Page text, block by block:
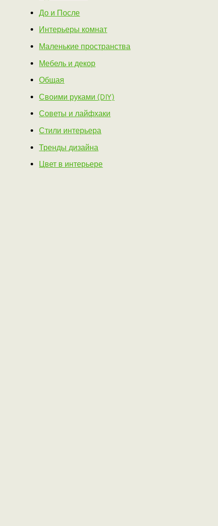
До и После
Интерьеры комнат
Маленькие пространства
Мебель и декор
Общая
Своими руками (DIY)
Советы и лайфхаки
Стили интерьера
Тренды дизайна
Цвет в интерьере